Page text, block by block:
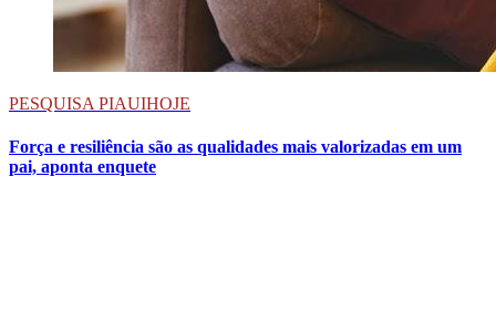
PESQUISA PIAUIHOJE
Força e resiliência são as qualidades mais valorizadas em um
pai, aponta enquete